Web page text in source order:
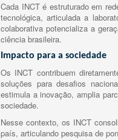
Cada INCT é estruturado em
tecnológica, articulada a
colaborativa potencializa a
ciência brasileira.
Impacto para a sociedade
Os INCT contribuem
soluções para desafios
estimula a inovação, amplia
sociedade.
Nesse contexto, os INCT
país, articulando pesquisa de